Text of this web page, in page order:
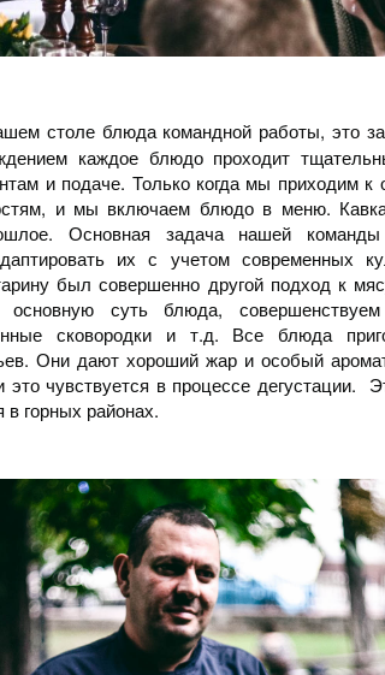
столе блюда командной работы, это
каждое блюдо проходит
и подаче. Только когда мы приходим
и мы включаем блюдо в меню.
Основная задача нашей
их с учетом современных
был совершенно другой подход к
суть блюда, совершенствуем
сковородки и т.д. Все блюда
Они дают хороший жар и особый
это чувствуется в процессе дегустации.
горных районах.